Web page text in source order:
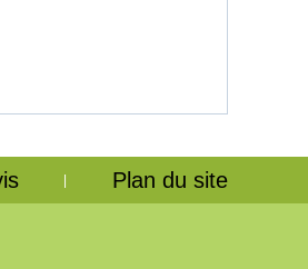
Plan du site